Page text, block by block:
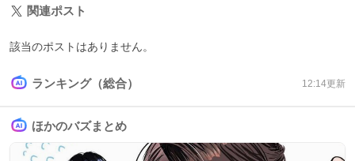
関連ポスト
該当のポストはありません。
ランキング（総合） 12:14更新
ほかのバズまとめ